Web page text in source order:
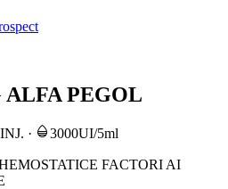
PEGOL
· 3000UI/5ml
FACTORI AI